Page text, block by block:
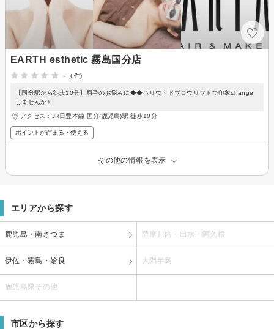
EARTH esthetic 霧島国分店
-
(-件)
【国分駅から徒歩10分】眉毛のお悩みに◆◆ハリウッドブロウリフトで印象change
しませんか♪
アクセス：JR日豊本線 国分(鹿児島)駅 徒歩10分
ポイントが貯まる・使える
その他の情報を表示
エリアから探す
鹿児島・南さつま 薩摩川内・出水・阿久根
伊佐・霧島・姶良 大隅半島
鹿児島県その他
市区から探す